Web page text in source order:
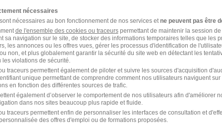
Seine - 94 Alternance
jours
Assistant E-Commerce & CRM -
nécessaires
nécessaires au bon fonctionnement de nos services et ne peuvent pas être
de l'ensemble des cookies ou traceurspermettant de maintenir la session
sa navigation sur le site, de stocker des informations temporaires telles que les
les annonces ou les offres vues, gérer les processus d'identification de
non, et plus globalement garantir la sécurité du site web en détectant les
violations de sécurité.
traceurs permettent également de piloter et suivre les sources d'acquisition
unique permettant de comprendre comment nos utilisateurs naviguent sur
en fonction des différentes sources de trafic.
également d’observer le comportement de nos utilisateurs afin d'améliorer
dans nos sites beaucoup plus rapide et fluide.
traceurs permettent enfin de personnaliser les interfaces de consultation et
des offres d'emploi ou de formations proposées.